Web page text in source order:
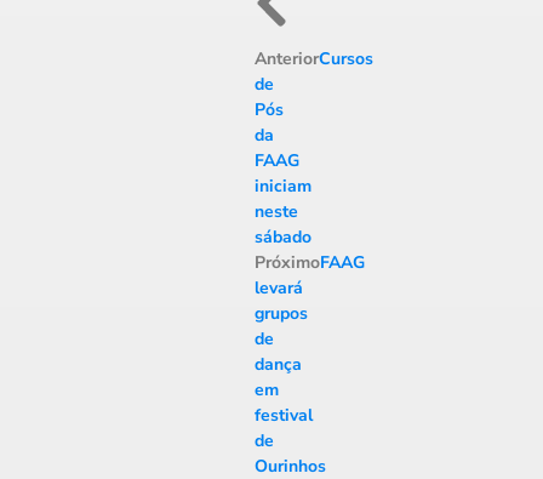
AnteriorCursos
de
Pós
da
FAAG
iniciam
neste
sábado
PróximoFAAG
levará
grupos
de
dança
em
festival
de
Ourinhos